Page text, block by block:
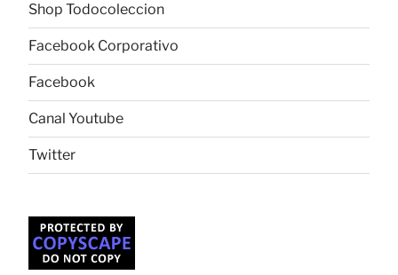
Shop Todocoleccion
Facebook Corporativo
Facebook
Canal Youtube
Twitter